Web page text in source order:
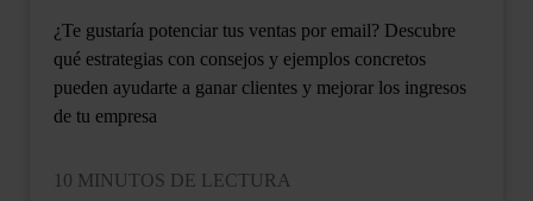
¿Te gustaría potenciar tus ventas por email? Descubre
qué estrategias con consejos y ejemplos concretos
pueden ayudarte a ganar clientes y mejorar los ingresos
de tu empresa
10 MINUTOS DE LECTURA